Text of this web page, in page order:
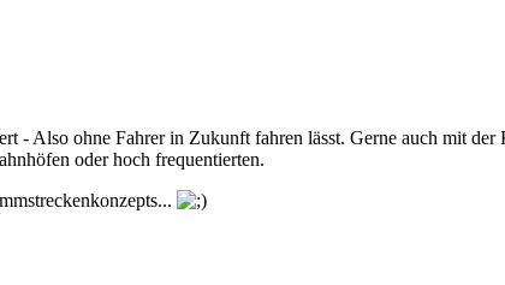
- Also ohne Fahrer in Zukunft fahren lässt. Gerne auch mit der
oder hoch frequentierten.